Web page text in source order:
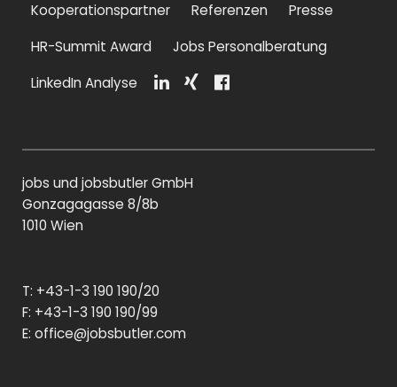
Kooperationspartner
Referenzen
Presse
HR-Summit Award
Jobs Personalberatung
LinkedIn Analyse
e
n
e
jobs und jobsbutler GmbH
Gonzagagasse 8/8b
1010 Wien
T: +43-1-3 190 190/20
F: +43-1-3 190 190/99
E: office@jobsbutler.com